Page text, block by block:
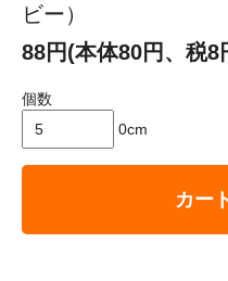
ビー）
88円(本体80円、税8
個数
0cm
カー